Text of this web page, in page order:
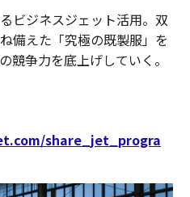
ビジネスジェット活用。双
備えた「究極の既製服」を
競争力を底上げしていく。
share_jet_progra